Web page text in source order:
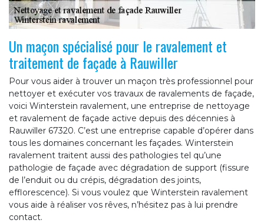
Un maçon spécialisé pour le ravalement et
traitement de façade à Rauwiller
Pour vous aider à trouver un maçon très professionnel pour
nettoyer et exécuter vos travaux de ravalements de façade,
voici Winterstein ravalement, une entreprise de nettoyage
et ravalement de façade active depuis des décennies à
Rauwiller 67320. C’est une entreprise capable d’opérer dans
tous les domaines concernant les façades. Winterstein
ravalement traitent aussi des pathologies tel qu’une
pathologie de façade avec dégradation de support (fissure
de l’enduit ou du crépis, dégradation des joints,
efflorescence). Si vous voulez que Winterstein ravalement
vous aide à réaliser vos rêves, n’hésitez pas à lui prendre
contact.